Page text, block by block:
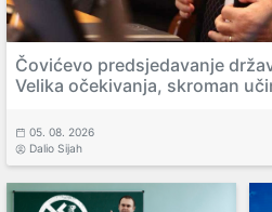
Čovićevo predsjedavanje
Velika očekivanja, skroman
05. 08. 2026
Dalio Sijah